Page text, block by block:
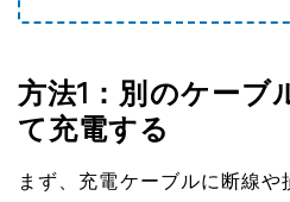
方法1：別のケーブ
て充電する
まず、充電ケーブルに断線や